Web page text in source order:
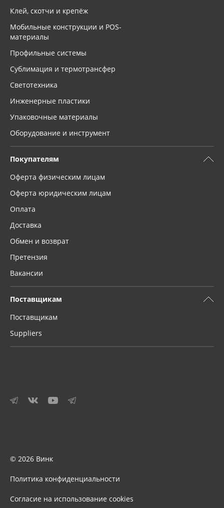
Клей, скотчи и крепёж
Мобильные конструкции и POS-
материалы
Профильные системы
Сублимация и термотрансфер
Светотехника
Инженерные пластики
Упаковочные материалы
Оборудование и инструмент
Покупателям
Оферта физическим лицам
Оферта юридическим лицам
Оплата
Доставка
Обмен и возврат
Претензия
Вакансии
Поставщикам
Поставщикам
Suppliers
© 2026 Винк
Политика конфиденциальности
Согласие на использование cookies